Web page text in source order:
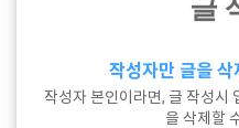
글
작성자만 글을
작성자 본인이라면, 글 작성시
을 삭제할